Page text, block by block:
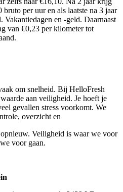
per uur en als laatste na 3 jaar
Vakantiedagen en -geld. Daarnaast
van €0,23 per kilometer tot
om snelheid. Bij HelloFresh
aan veiligheid. Je hoeft je
gevallen stress voorkomt. We
overzicht en
Veiligheid is waar we voor
voor gaan.